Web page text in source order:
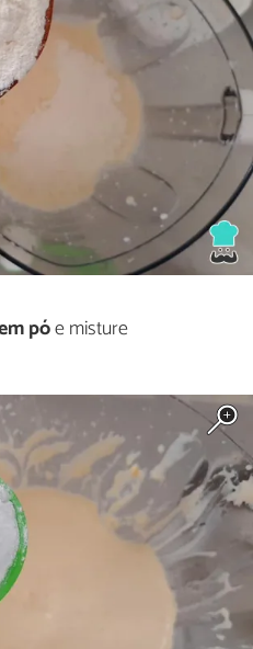
póe misture